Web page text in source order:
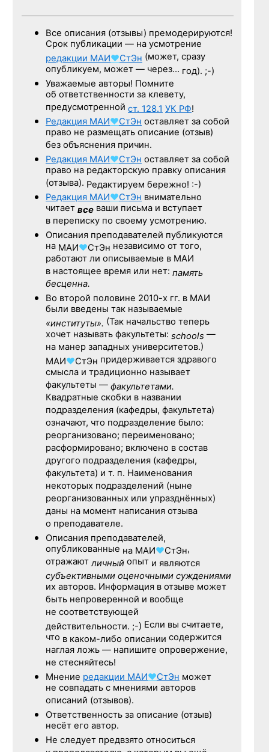
Все описания (отзывы) премодерируются!
Срок публикации — на усмотрение
редакции МАИ♥СтЭн (может, сразу
опубликуем, может — через… год). ;-)
Уважаемые авторы! Помните
об ответственности за клевету,
предусмотренной ст. 128.1 УК РФ!
Редакция МАИ♥СтЭн оставляет за собой
право не размещать описание (отзыв)
без объяснения причин.
Редакция МАИ♥СтЭн оставляет за собой
право на редакторскую правку описания
(отзыва). Редактируем бережно! :-)
Редакция МАИ♥СтЭн внимательно
читает все ваши письма и вступает
в переписку по своему усмотрению.
Описания преподавателей публикуются
на МАИ♥СтЭн независимо от того,
работают ли описываемые в МАИ
в настоящее время или нет: память
бесценна.
Во второй половине 2010-х гг. в МАИ
были введены так называемые
«институты». (Так начальство теперь
хочет называть факультеты: schools —
на манер западных университетов.)
МАИ♥СтЭн придерживается здравого
смысла и традиционно называет
факультеты — факультетами.
Квадратные скобки в названии
подразделения (кафедры, факультета)
означают, что подразделение было:
реорганизовано; переименовано;
расформировано; включено в состав
другого подразделения (кафедры,
факультета) и т. п. Наименования
некоторых подразделений (ныне
реорганизованных или упразднённых)
даны на момент написания отзыва
о преподавателе.
Описания преподавателей,
опубликованные на МАИ♥СтЭн,
отражаютличный опыт и являются
субъективными оценочными суждениями
их авторов. Информация в отзыве может
быть непроверенной и вообще
не соответствующей
действительности. ;-) Если вы считаете,
что в каком-либо описании содержится
наглая ложь — напишите опровержение,
не стесняйтесь!
Мнение редакции МАИ♥СтЭн может
не совпадать с мнениями авторов
описаний (отзывов).
Ответственность за описание (отзыв)
несёт его автор.
Не следует предвзято относиться